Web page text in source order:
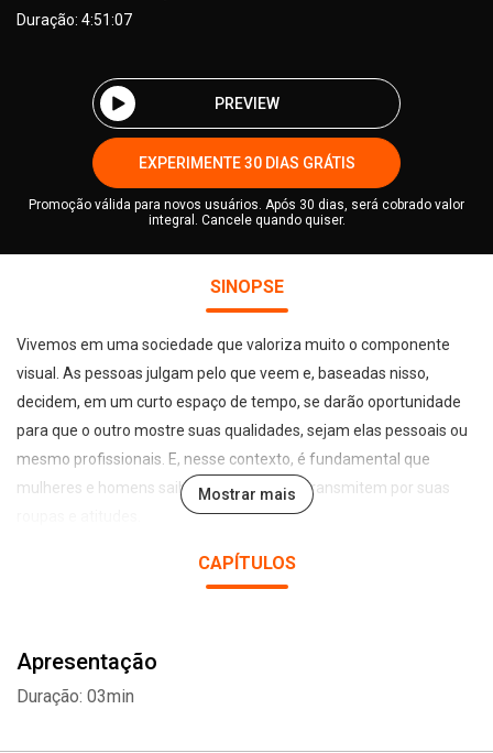
Duração: 4:51:07
PREVIEW
EXPERIMENTE 30 DIAS GRÁTIS
Promoção válida para novos usuários. Após 30 dias, será cobrado valor
integral. Cancele quando quiser.
SINOPSE
Vivemos em uma sociedade que valoriza muito o componente
visual. As pessoas julgam pelo que veem e, baseadas nisso,
decidem, em um curto espaço de tempo, se darão oportunidade
para que o outro mostre suas qualidades, sejam elas pessoais ou
mesmo profissionais. E, nesse contexto, é fundamental que
mulheres e homens saibam que imagem transmitem por suas
eficaz e na manipulação correta de uma série de regras sociais,
de forma correta.
Mostrar mais
CAPÍTULOS
Apresentação
Duração: 03min